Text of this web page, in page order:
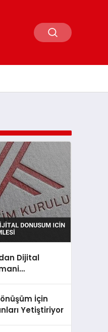
Dijital
İçin
Yetiştiriyor